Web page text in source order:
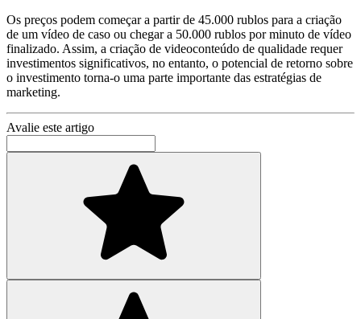
Os preços podem começar a partir de 45.000 rublos para a criação
de um vídeo de caso ou chegar a 50.000 rublos por minuto de vídeo
finalizado. Assim, a criação de videoconteúdo de qualidade requer
investimentos significativos, no entanto, o potencial de retorno sobre
o investimento torna-o uma parte importante das estratégias de
marketing.
Avalie este artigo